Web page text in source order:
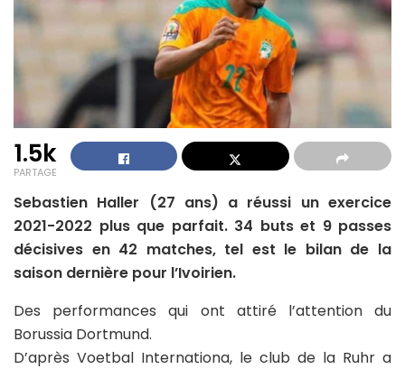
1.5k
PARTAGE
Sebastien Haller (27 ans) a réussi un exercice
2021-2022 plus que parfait. 34 buts et 9 passes
décisives en 42 matches, tel est le bilan de la
saison dernière pour l’Ivoirien.
Des performances qui ont attiré l’attention du
Borussia Dortmund.
D’après Voetbal Internationa, le club de la Ruhr a